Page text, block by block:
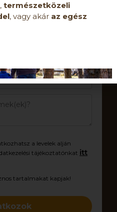
a levelek alján
tájékoztatónkat itt
tartalmakat kapjak!
természetközeli
, vagy akár az egész